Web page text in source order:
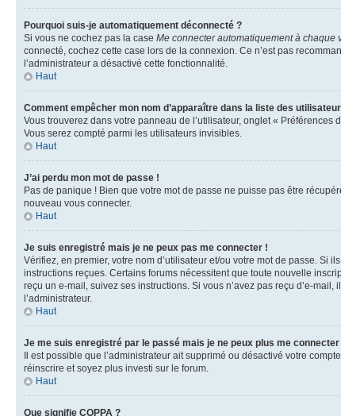
Pourquoi suis-je automatiquement déconnecté ?
Si vous ne cochez pas la case Me connecter automatiquement à chaque
connecté, cochez cette case lors de la connexion. Ce n’est pas
l’administrateur a désactivé cette fonctionnalité.
Haut
Comment empêcher mon nom d’apparaître dans la liste des
Vous trouverez dans votre panneau de l’utilisateur, onglet « Préférences
Vous serez compté parmi les utilisateurs invisibles.
Haut
J’ai perdu mon mot de passe !
Pas de panique ! Bien que votre mot de passe ne puisse pas être
nouveau vous connecter.
Haut
Je suis enregistré mais je ne peux pas me connecter !
Vérifiez, en premier, votre nom d’utilisateur et/ou votre mot de passe. Si
instructions reçues. Certains forums nécessitent que toute nouvelle
reçu un e-mail, suivez ses instructions. Si vous n’avez pas reçu d’e-
l’administrateur.
Haut
Je me suis enregistré par le passé mais je ne peux plus me connecter
Il est possible que l’administrateur ait supprimé ou désactivé votre
réinscrire et soyez plus investi sur le forum.
Haut
Que signifie COPPA ?